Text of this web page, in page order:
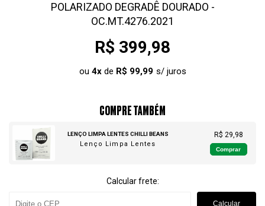
POLARIZADO DEGRADÊ DOURADO -
OC.MT.4276.2021
R$ 399,98
ou 4xde R$ 99,99
COMPRE TAMBÉM
LENÇO LIMPA LENTES CHILLI BEANS
Lenço Limpa Lentes
R$ 29,98
Comprar
Calcular frete:
Calcular